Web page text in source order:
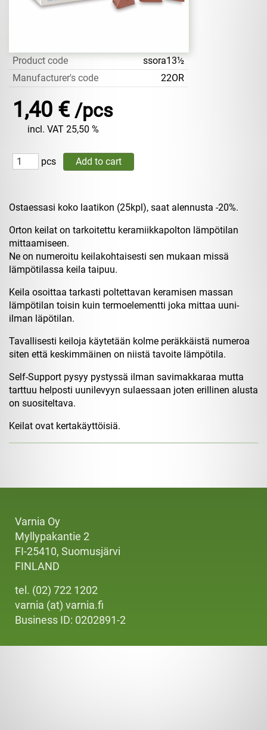
Product code
ssora13½
Manufacturer's code
22OR
1,40 € /pcs
incl. VAT 25,50 %
pcs
Ostaessasi koko laatikon (25kpl), saat alennusta -20%.
Orton keilat on tarkoitettu keramiikkapolton lämpötilan
mittaamiseen.
Ne on numeroitu keilakohtaisesti sen mukaan missä
lämpötilassa keila taipuu.
Keila osoittaa tarkasti poltettavan keramisen massan
lämpötilan toisin kuin termoelementti joka mittaa uuni-
ilman läpötilan.
Tavallisesti keiloja käytetään kolme peräkkäistä numeroa
siten että keskimmäinen on niistä tavoite lämpötila.
Self-Support pysyy pystyssä ilman savimakkaraa mutta
tarttuu helposti uunilevyyn sulaessaan joten erillinen alusta
on suositeltava.
Keilat ovat kertakäyttöisiä.
Varnia Oy
Myllypakantie 2
FI-25410, Suomusjärvi
FINLAND
tel. (02) 722 1202
varnia (at) varnia.fi
Business ID: 0202891-2